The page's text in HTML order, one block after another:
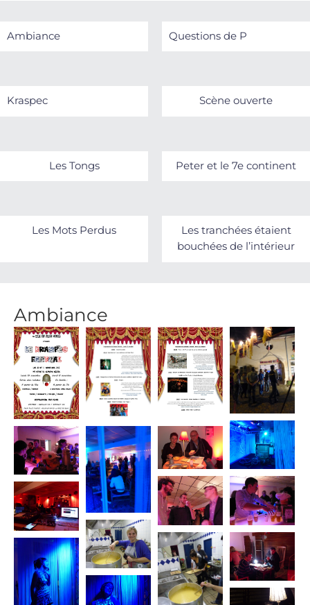
Ambiance Questions de P
Kraspec Scène ouverte
Les Tongs Peter et le 7e continent
Les Mots Perdus
Les tranchées étaient
bouchées de l’intérieur
Ambiance